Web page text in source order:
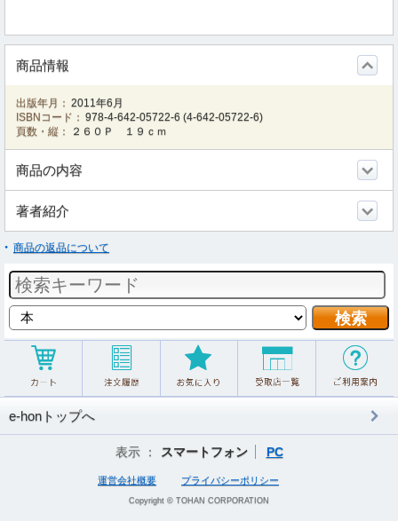
商品情報
出版年月： 2011年6月
ISBNコード： 978-4-642-05722-6 (4-642-05722-6)
頁数・縦：
２６０Ｐ １９ｃｍ
商品の内容
著者紹介
商品の返品について
e-honトップへ
表示 ： スマートフォン PC
運営会社概要 プライバシーポリシー
Copyright © TOHAN CORPORATION